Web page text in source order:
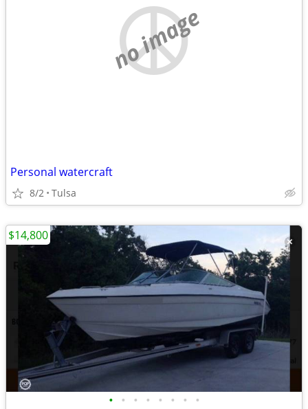
no image
Personal watercraft
8/2 Tulsa
• • • • • • • •
$14,800